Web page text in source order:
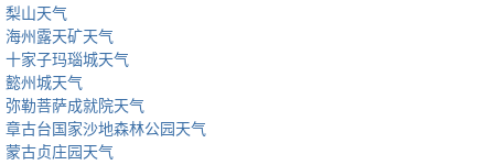
梨山天气
海州露天矿天气
十家子玛瑙城天气
懿州城天气
弥勒菩萨成就院天气
章古台国家沙地森林公园天气
蒙古贞庄园天气